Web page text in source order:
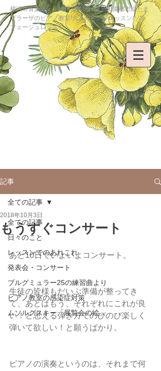
横浜市青葉区・川崎市宮前区・東急田園都市線たま
プラーザのピアノ教室/大人のピアノレッスン/ソル
フェージュレッスン
記事
全ての記事
日々のこと
レッスンでのあれこれ
発表会・コンサート
ブルグミュラー25の練習曲より
ピアノ教室の感染症対策
ムソルグスキー「展覧会の絵」
全ての記事
もうすぐコンサート
2018年10月3日
あと10日でいよいよコンサート。
生徒の皆様もだいぶ準備が整ってき
て、あとはもう、それぞれにこれが良
い！と思える弾き方でのびのび楽しく
弾いて欲しい！と願うばかり。
ピアノの演奏というのは、それまで何